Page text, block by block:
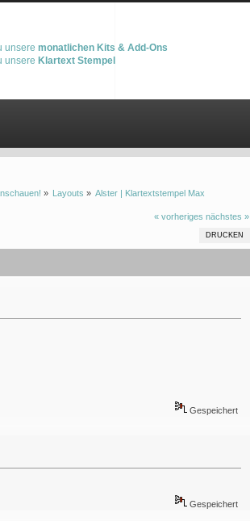
unsere monatlichen Kits & Add-Ons
unsere Klartext Stempel
» Layouts » Alster | Klartextstempel Max
« vorheriges nächstes »
DRUCKEN
Gespeichert
Gespeichert